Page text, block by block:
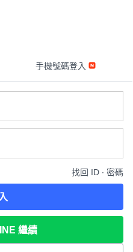
手機號碼登入
找回 ID ∙ 密碼
繼續